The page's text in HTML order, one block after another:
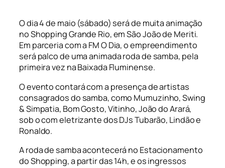
O dia 4 de maio (sábado) será de muita animação
no Shopping Grande Rio, em São João de Meriti.
Em parceria com a FM O Dia, o empreendimento
será palco de uma animada roda de samba, pela
primeira vez na Baixada Fluminense.
O evento contará com a presença de artistas
consagrados do samba, como Mumuzinho, Swing
& Simpatia, Bom Gosto, Vitinho, João do Arará,
sob o com eletrizante dos DJs Tubarão, Lindão e
Ronaldo.
A roda de samba acontecerá no Estacionamento
do Shopping, a partir das 14h, e os ingressos